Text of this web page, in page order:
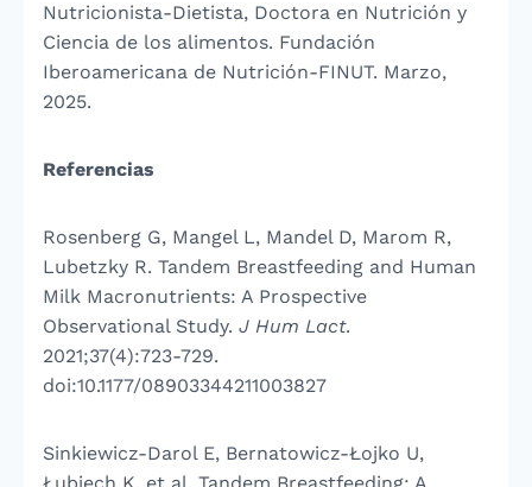
Nutricionista-Dietista, Doctora en Nutrición y
Ciencia de los alimentos. Fundación
Iberoamericana de Nutrición-FINUT. Marzo,
2025.
Referencias
Rosenberg G, Mangel L, Mandel D, Marom R,
Lubetzky R. Tandem Breastfeeding and Human
Milk Macronutrients: A Prospective
Observational Study. J Hum Lact.
2021;37(4):723-729.
doi:10.1177/08903344211003827
Sinkiewicz-Darol E, Bernatowicz-Łojko U,